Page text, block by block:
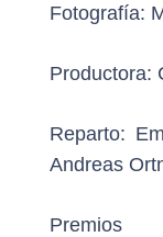
Fotografía:
Productora:
Reparto:
Andreas
Premios